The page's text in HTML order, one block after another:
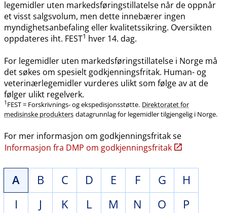
legemidler uten markedsføringstillatelse når de oppnår
et visst salgsvolum, men dette innebærer ingen
myndighetsanbefaling eller kvalitetssikring. Oversikten
oppdateres iht. FEST1 hver 14. dag.
For legemidler uten markedsføringstillatelse i Norge må
det søkes om spesielt godkjenningsfritak. Human- og
veterinærlegemidler vurderes ulikt som følge av at de
følger ulikt regelverk.
1 FEST = Forskrivnings- og ekspedisjonsstøtte. Direktoratet for
medisinske produkters datagrunnlag for legemidler tilgjengelig i Norge.
For mer informasjon om godkjenningsfritak se
Informasjon fra DMP om godkjenningsfritak
A B C D E F G
H
I
J K L M N O
P